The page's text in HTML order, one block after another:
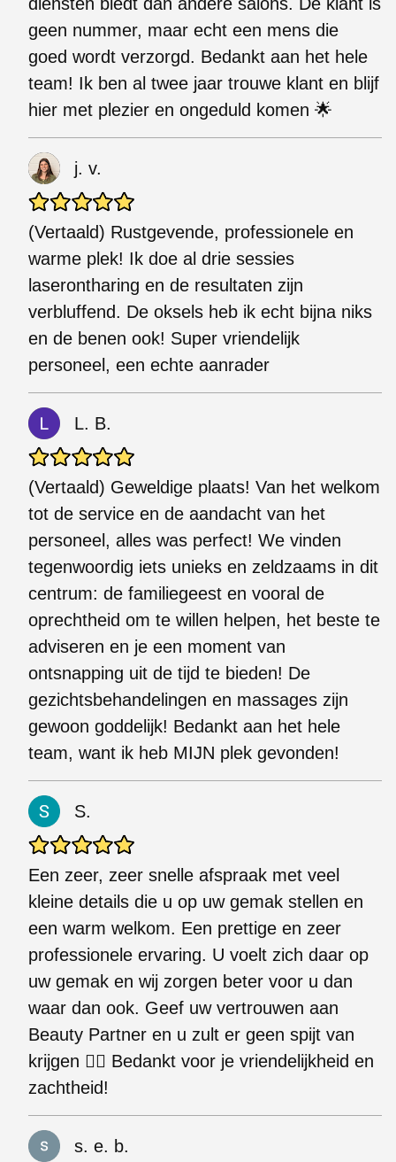
geen nummer, maar echt een mens die
goed wordt verzorgd. Bedankt aan het hele
team! Ik ben al twee jaar trouwe klant en blijf
hier met plezier en ongeduld komen 🌟
j. v.
(Vertaald) Rustgevende, professionele en
warme plek! Ik doe al drie sessies
laserontharing en de resultaten zijn
verbluffend. De oksels heb ik echt bijna niks
en de benen ook! Super vriendelijk
personeel, een echte aanrader
L. B.
(Vertaald) Geweldige plaats! Van het welkom
tot de service en de aandacht van het
personeel, alles was perfect! We vinden
tegenwoordig iets unieks en zeldzaams in dit
centrum: de familiegeest en vooral de
oprechtheid om te willen helpen, het beste te
adviseren en je een moment van
ontsnapping uit de tijd te bieden! De
gezichtsbehandelingen en massages zijn
gewoon goddelijk! Bedankt aan het hele
team, want ik heb MIJN plek gevonden!
S.
Een zeer, zeer snelle afspraak met veel
kleine details die u op uw gemak stellen en
een warm welkom. Een prettige en zeer
professionele ervaring. U voelt zich daar op
uw gemak en wij zorgen beter voor u dan
waar dan ook. Geef uw vertrouwen aan
Beauty Partner en u zult er geen spijt van
krijgen 👌🏽 Bedankt voor je vriendelijkheid en
zachtheid!
s. e. b.